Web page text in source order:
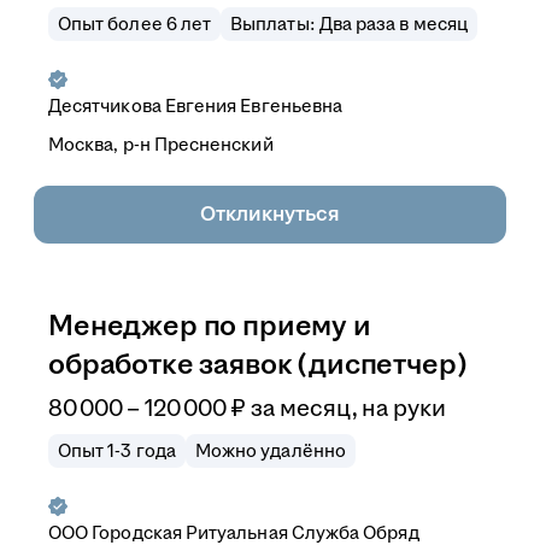
Опыт более 6 лет Выплаты: Два раза в месяц
Десятчикова Евгения Евгеньевна
Москва, р-н Пресненский
Откликнуться
Менеджер по приему и
обработке заявок (диспетчер)
80 000–120 000₽ за месяц, на руки
Опыт 1-3 года Можно удалённо
ООО Городская Ритуальная Служба Обряд